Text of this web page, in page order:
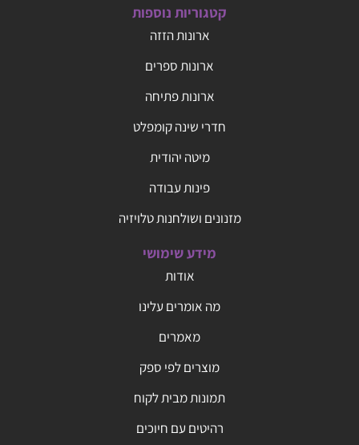
קטגוריות נוספות
ארונות הזזה
ארונות ספרים
ארונות פתיחה
חדרי שינה קומפלט
מיטה יהודית
פינות עבודה
מזנונים ושולחנות טלויזיה
מידע שימושי
אודות
מה אומרים עלינו
מאמרים
מוצרים לפי ספק
תמונות מבית לקוח
רהיטים עם חיוכים